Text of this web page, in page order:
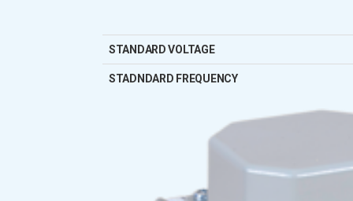
STANDARD VOLTAGE
STADNDARD FREQUENCY